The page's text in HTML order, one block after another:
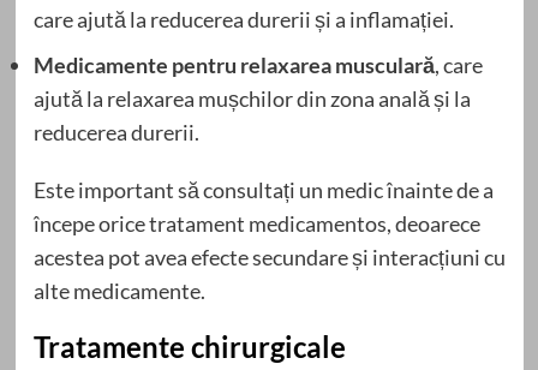
care ajută la reducerea durerii și a inflamației.
Medicamente pentru relaxarea musculară, care
ajută la relaxarea mușchilor din zona anală și la
reducerea durerii.
Este important să consultați un medic înainte de a
începe orice tratament medicamentos, deoarece
acestea pot avea efecte secundare și interacțiuni cu
alte medicamente.
Tratamente chirurgicale